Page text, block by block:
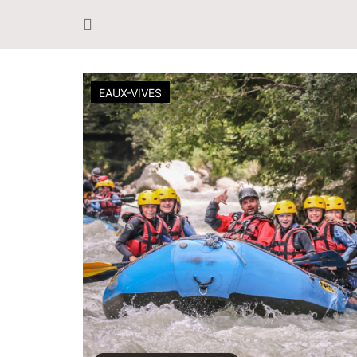
EAUX-VIVES